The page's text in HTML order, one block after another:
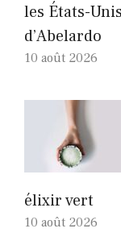
les États-
d’Abelardo
10 août 2026
élixir vert
10 août 2026